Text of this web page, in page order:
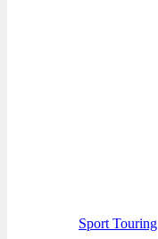
Sport Touring